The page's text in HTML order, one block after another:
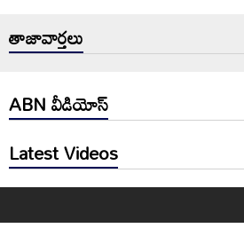
తాజావార్తలు
ABN వీడియోస్
Latest Videos